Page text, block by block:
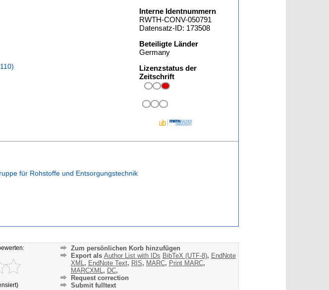
Interne Identnummern
RWTH-CONV-050791
Datensatz-ID: 173508
Beteiligte Länder
Germany
Lizenzstatus der
Zeitschrift
für Rohstoffe und Entsorgungstechnik
Zum persönlichen Korb hinzufügen
Export als Author List with IDs BibTeX (UTF-8), EndNote
XML, EndNote Text, RIS, MARC, Print MARC,
MARCXML, DC,
Request correction
Submit fulltext